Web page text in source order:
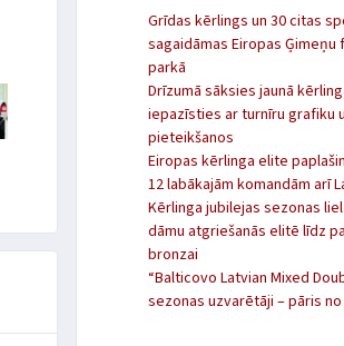
Grīdas kērlings un 30 citas
sagaidāmas Eiropas Ģimeņu
parkā
Drīzumā sāksies jaunā
iepazīsties ar turnīru grafiku
pieteikšanos
Eiropas kērlinga elite
12 labākajām komandām arī
Kērlinga jubilejas sezonas
dāmu atgriešanās elitē līdz
bronzai
“Balticovo Latvian Mixed
sezonas uzvarētāji – pāris